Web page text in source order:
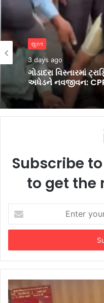
સુરત
3 days ago
ગોડાદરા વિસ્તારમાં
સુરત
3 days ago
શ્રી માધવ ગૌશાળાના
બ્લડ યુનિટનું
Subscribe
to get the
your
Email